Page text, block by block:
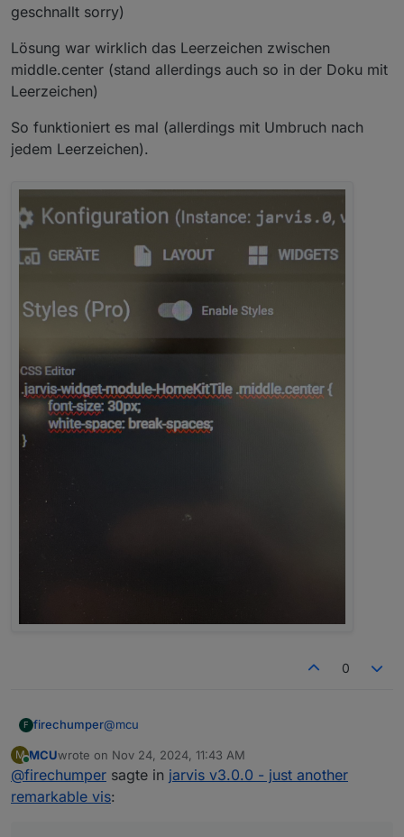
geschnallt sorry)
Lösung war wirklich das Leerzeichen zwischen
middle.center (stand allerdings auch so in der Doku mit
Leerzeichen)
So funktioniert es mal (allerdings mit Umbruch nach
jedem Leerzeichen).
0
F firechumper@mcu
Sorry für falschen Thread :-/
Vielen Dank für deine Hilfe.
M
Online
MCUwrote on Nov 24, 2024, 11:43 AM
last edited by
@firechumper sagte in jarvis v3.0.0 - just another
remarkable vis: